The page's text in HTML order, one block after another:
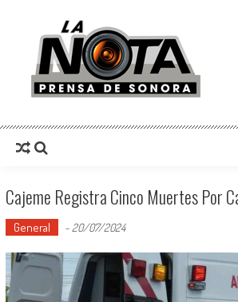
La Nota Prensa De Sonora
Cajeme Registra Cinco Muertes Por
General - 20/07/2024